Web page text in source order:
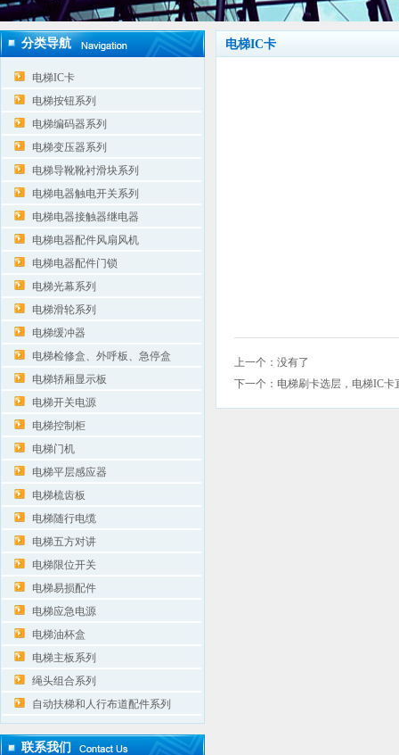
分类导航
电梯IC卡
电梯按钮系列
电梯编码器系列
电梯变压器系列
电梯导靴靴衬滑块系列
电梯电器触电开关系列
电梯电器接触器继电器
电梯电器配件风扇风机
电梯电器配件门锁
电梯光幕系列
电梯滑轮系列
电梯缓冲器
电梯检修盒、外呼板、急停盒
电梯轿厢显示板
电梯开关电源
电梯控制柜
电梯门机
电梯平层感应器
电梯梳齿板
电梯随行电缆
电梯五方对讲
电梯限位开关
电梯易损配件
电梯应急电源
电梯油杯盒
电梯主板系列
绳头组合系列
自动扶梯和人行布道配件系列
联系我们
电梯IC卡
上一个：没有了
下一个： 电梯刷卡选层，电梯IC卡